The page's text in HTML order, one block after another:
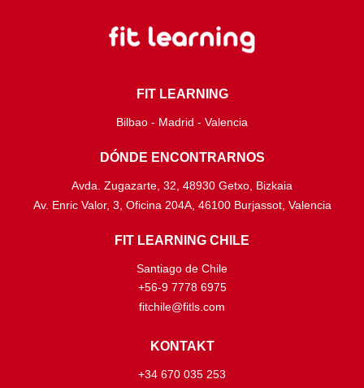
FIT LEARNING
Bilbao - Madrid - Valencia
DÓNDE ENCONTRARNOS
Avda. Zugazarte, 32, 48930 Getxo, Bizkaia
Av. Enric Valor, 3, Oficina 204A, 46100 Burjassot, Valencia
FIT LEARNING CHILE
Santiago de Chile
+56-9 7778 6975
fitchile@fitls.com
KONTAKT
+34 670 035 253